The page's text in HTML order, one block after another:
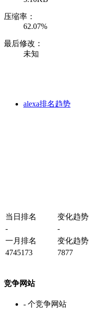
压缩率：
62.07%
最后修改：
未知
alexa排名趋势
当日排名 变化趋势
-
-
一月排名
变化趋势
4745173
7877
竞争网站
- 个竞争网站